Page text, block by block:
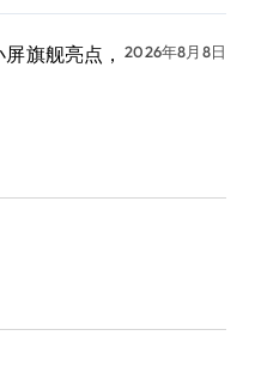
旗舰亮点， 2026年8月8日